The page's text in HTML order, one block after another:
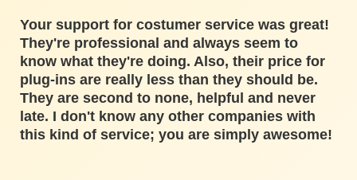
Your support for costumer service was great!
They're professional and always seem to
know what they're doing. Also, their price for
plug-ins are really less than they should be.
They are second to none, helpful and never
late. I don't know any other companies with
this kind of service; you are simply awesome!